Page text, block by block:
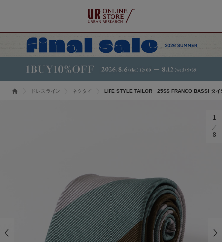
ドレスライン ネクタイ LIFE STYLE TAILOR 25SS FRANCO BASSI タイ
1
8